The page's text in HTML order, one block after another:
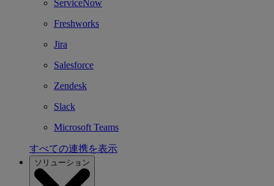
ServiceNow
Freshworks
Jira
Salesforce
Zendesk
Slack
Microsoft Teams
すべての連携を表示
ソリューション